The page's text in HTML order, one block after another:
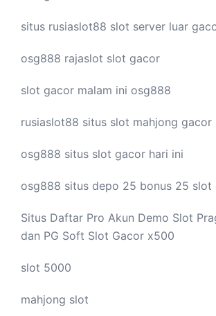
situs rusiaslot88 slot server luar
osg888 rajaslot slot gacor
slot gacor malam ini osg888
rusiaslot88 situs slot mahjong gacor
osg888 situs slot gacor hari ini
osg888 situs depo 25 bonus 25 slot
Situs Daftar Pro Akun Demo Slot
dan PG Soft Slot Gacor x500
slot 5000
mahjong slot